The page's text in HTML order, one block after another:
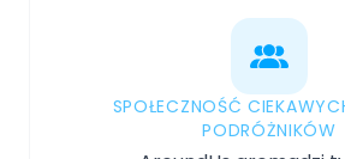
SPOŁECZNOŚĆ
PODRÓŻNIKÓW